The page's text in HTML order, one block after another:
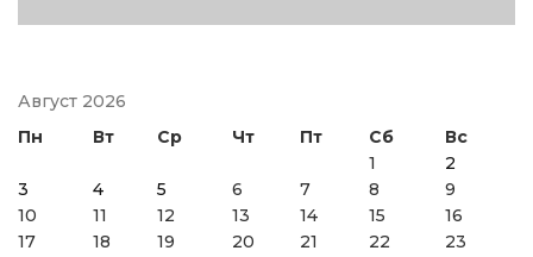
Август 2026
Пн
Вт Ср Чт Пт Сб
Вс
1
2
3
4 5 6 7 8
9
10
11 12 13 14 15
16
17
18 19 20 21 22
23